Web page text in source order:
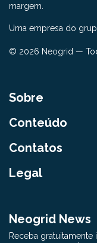
margem.
Uma empresa do
© 2026 Neogrid —
Sobre
Conteúdo
Contatos
Legal
Neogrid News